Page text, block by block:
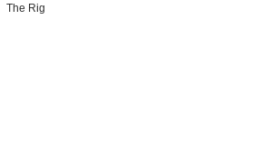
The Rig